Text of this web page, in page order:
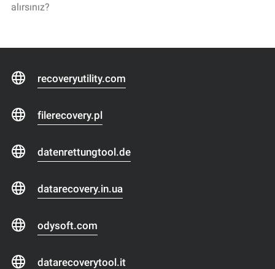
alırsınız?
recoveryutility.com
filerecovery.pl
datenrettungtool.de
datarecovery.in.ua
odysoft.com
datarecoverytool.it